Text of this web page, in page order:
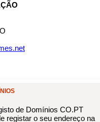
de Domínios CO.PT
registar o seu endereço na